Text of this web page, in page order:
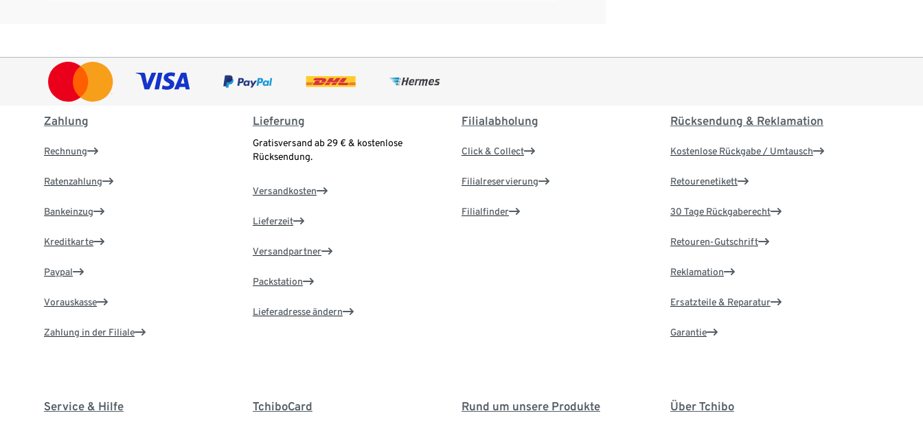
Zahlung
Rechnung
Ratenzahlung
Bankeinzug
Kreditkarte
Paypal
Vorauskasse
Zahlung in der Filiale
Lieferung
Gratisversand ab 29 € & kostenlose
Rücksendung.
Versandkosten
Lieferzeit
Versandpartner
Packstation
Lieferadresse ändern
Filialabholung
Click & Collect
Filialreservierung
Filialfinder
Rücksendung & Reklamation
Kostenlose Rückgabe / Umtausch
Retourenetikett
30 Tage Rückgaberecht
Retouren-Gutschrift
Reklamation
Ersatzteile & Reparatur
Garantie
Service & Hilfe TchiboCard Rund um unsere Produkte Über Tchibo